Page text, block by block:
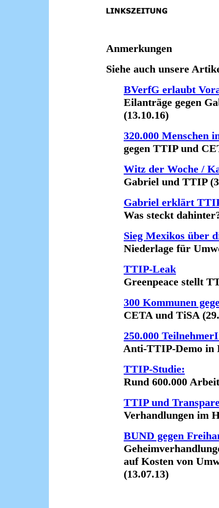
Anmerkungen
Siehe auch unsere
BVerfG erlaubt
Eilanträge gegen
(13.10.16)
320.000 Menschen
gegen TTIP und
Witz der Woche /
Gabriel und TTIP
Gabriel erklärt
Was steckt dahinter?
Sieg Mexikos über
Niederlage für
TTIP-Leak
Greenpeace stellt
300 Kommunen
CETA und TiSA
250.000
Anti-TTIP-Demo in
TTIP-Studie:
Rund 600.000
TTIP und
Verhandlungen im
BUND gegen
auf Kosten von
(13.07.13)